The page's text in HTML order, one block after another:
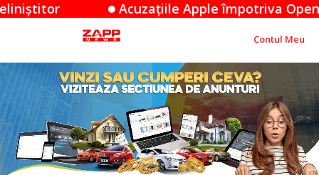
Acuzațiile Apple împotriva OpenAI: O
Contul Meu